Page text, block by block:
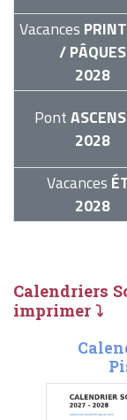
Vacances
/ PÂQUES
2028
Pont
2028
Vacances
2028
Calendriers
imprimer ⤵